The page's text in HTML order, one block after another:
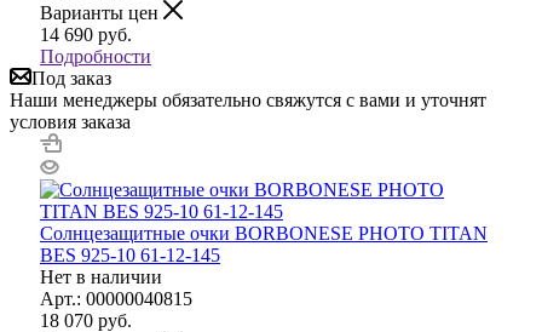
Варианты цен
14 690 руб.
Подробности
Под заказ
Наши менеджеры обязательно свяжутся с вами и уточнят
условия заказа
Солнцезащитные очки BORBONESE PHOTO TITAN
BES 925-10 61-12-145
Нет в наличии
Арт.: 00000040815
18 070 руб.